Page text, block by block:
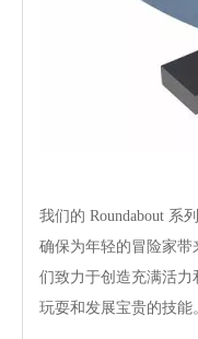
我们的 Roundabout 系
确保为年轻的冒险家
们致力于创造充满活力
玩耍和发展宝贵的技能